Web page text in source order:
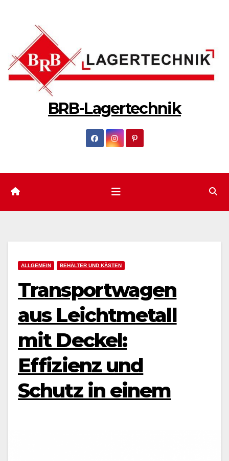
BRB-Lagertechnik
ALLGEMEIN BEHÄLTER UND KÄSTEN
Transportwagen
aus Leichtmetall
mit Deckel:
Effizienz und
Schutz in einem